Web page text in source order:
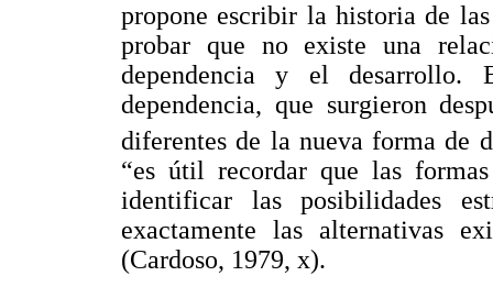
propone escribir la historia de
probar que no existe una
dependencia y el desarrollo.
dependencia, que surgieron
diferentes de la nueva forma de
“es útil recordar que las
identificar las posibilidades
exactamente las alternativas
(Cardoso, 1979, x).